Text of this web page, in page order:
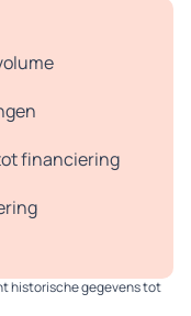
financiering
historische gegevens tot